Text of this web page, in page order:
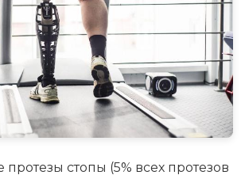
стопы (5% всех протезов